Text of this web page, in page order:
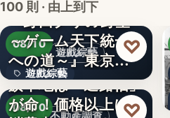
100 則 · 由上到下
遊戲綜藝
08/10
遊戲綜藝
2
『野田クリの野望
～ゲーム天下統一
への道～』東京ゲ
ームショ…
♡
08/10
旗竿地は「通路幅」
が命！価格以上に♡